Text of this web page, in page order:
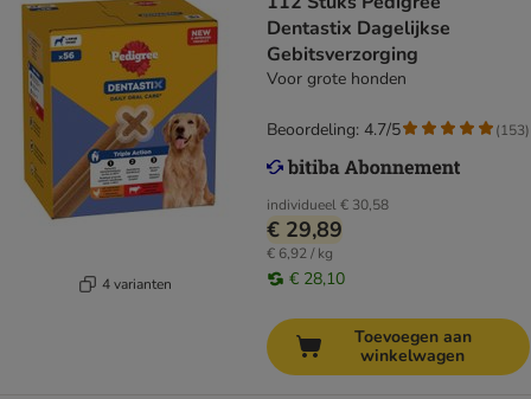
4 varianten
Dentastix Dagelijkse
Gebitsverzorging
Voor grote honden
individueel€ 30,58
€ 29,89
€ 6,92 / kg
€ 28,10
Beoordeling: 4.7/5 (153)
Toevoegen aan
winkelwagen